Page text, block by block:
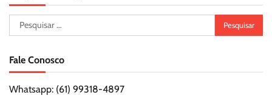
Pesquisar
por:
Fale Conosco
Whatsapp: (61) 99318-4897